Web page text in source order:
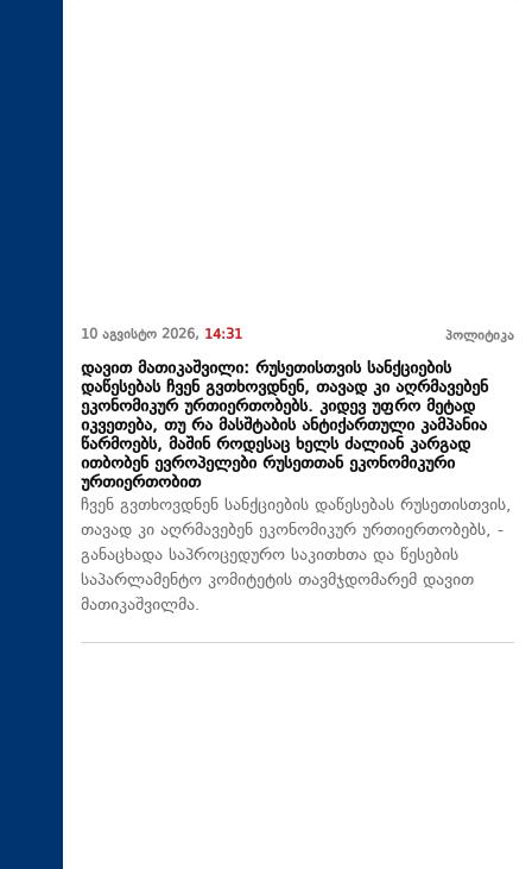
10 აგვისტო 2026, 14:31 პოლიტიკა
დავით მათიკაშვილი: რუსეთისთვის სანქციების
დაწესებას ჩვენ გვთხოვდნენ, თავად კი აღრმავებენ
ეკონომიკურ ურთიერთობებს. კიდევ უფრო მეტად
იკვეთება, თუ რა მასშტაბის ანტიქართული კამპანია
წარმოებს, მაშინ როდესაც ხელს ძალიან კარგად
ითბობენ ევროპელები რუსეთთან ეკონომიკური
ურთიერთობით
ჩვენ გვთხოვდნენ სანქციების დაწესებას რუსეთისთვის,
თავად კი აღრმავებენ ეკონომიკურ ურთიერთობებს, -
განაცხადა საპროცედურო საკითხთა და წესების
საპარლამენტო კომიტეტის თავმჯდომარემ დავით
მათიკაშვილმა.